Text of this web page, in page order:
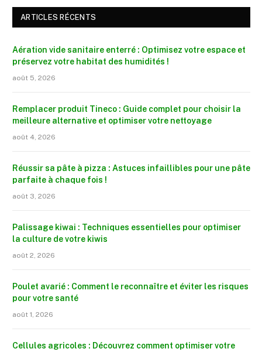
ARTICLES RÉCENTS
Aération vide sanitaire enterré : Optimisez votre espace et
préservez votre habitat des humidités !
août 5, 2026
Remplacer produit Tineco : Guide complet pour choisir la
meilleure alternative et optimiser votre nettoyage
août 4, 2026
Réussir sa pâte à pizza : Astuces infaillibles pour une pâte
parfaite à chaque fois !
août 3, 2026
Palissage kiwai : Techniques essentielles pour optimiser
la culture de votre kiwis
août 2, 2026
Poulet avarié : Comment le reconnaître et éviter les risques
pour votre santé
août 1, 2026
Cellules agricoles : Découvrez comment optimiser votre